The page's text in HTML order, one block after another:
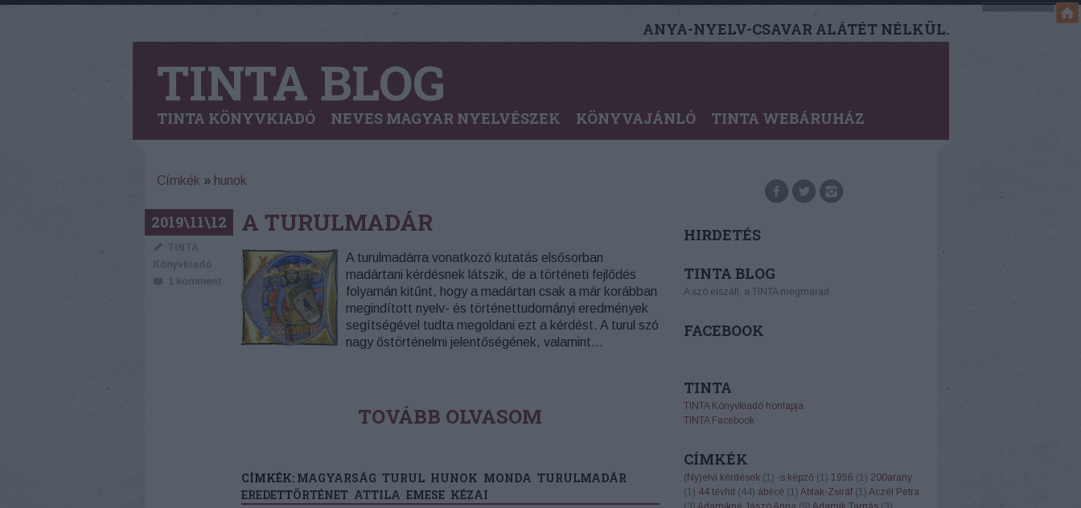
ANYA-NYELV-CSAVAR ALÁTÉT NÉLKÜL.
TINTA BLOG
TINTA KÖNYVKIADÓ NEVES MAGYAR NYELVÉSZEK KÖNYVAJÁNLÓ TINTA WEBÁRUHÁZ
Címkék » hunok
2019\11\12
TINTA
Könyvkiadó
1komment
A TURULMADÁR
A turulmadárra vonatkozó kutatás elsősorban
madártani kérdésnek látszik, de a történeti fejlődés
folyamán kitűnt, hogy a madártan csak a már korábban
megindított nyelv- és történettudományi eredmények
segítségével tudta megoldani ezt a kérdést. A turul szó
nagy őstörténelmi jelentőségének, valamint…
TOVÁBB OLVASOM
CÍMKÉK: MAGYARSÁG TURUL HUNOK MONDA TURULMADÁR
EREDETTÖRTÉNET ATTILA EMESE KÉZAI
HIRDETÉS
TINTA BLOG
A szó elszáll, a TINTA megmarad.
FACEBOOK
TINTA
TINTA Könyvkiadó honlapja
TINTA Facebook
CÍMKÉK
(Ny)elvi kérdések (1) -s képző (1) 1956 (1) 200arany
(1) 44 tévhit (44) ábécé (1) Ablak-Zsiráf (1) Aczél Petra